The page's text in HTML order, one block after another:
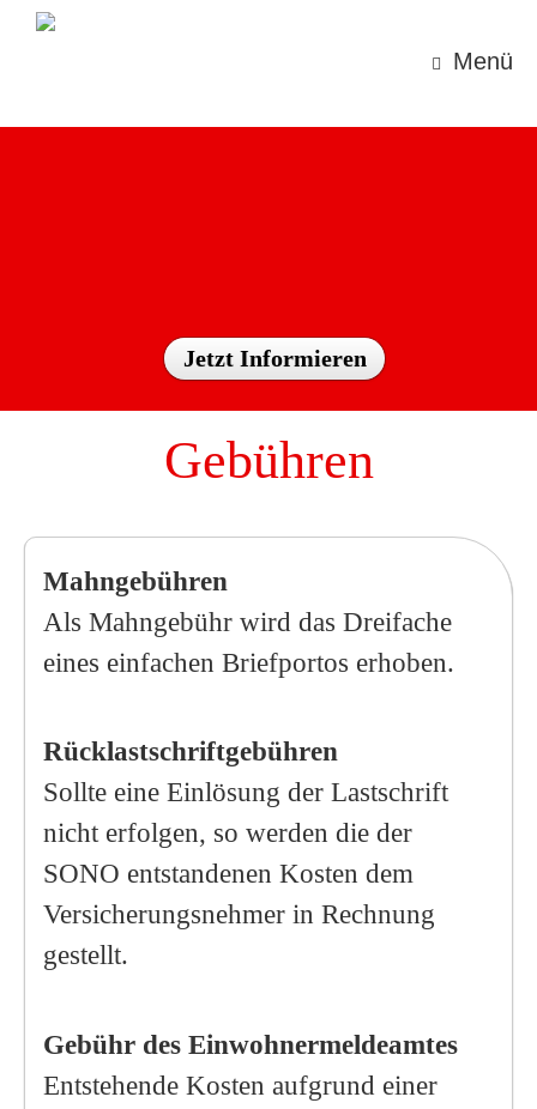
Inhalt
Menü
Jetzt Informieren
Gebühren
Mahngebühren
Als Mahngebühr wird das Dreifache
eines einfachen Briefportos erhoben.
Rücklastschriftgebühren
Sollte eine Einlösung der Lastschrift
nicht erfolgen, so werden die der
SONO entstandenen Kosten dem
Versicherungsnehmer in Rechnung
gestellt.
Gebühr des Einwohnermeldeamtes
Entstehende Kosten aufgrund einer